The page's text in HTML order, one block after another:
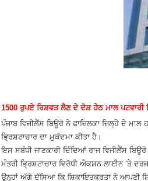
1500 ਰੁਪਏ ਰਿਸ਼ਵਤ ਲੈਣ ਦੇ ਦੋਸ਼ ਹੇਠ ਮਾਲ ਪਟਵਾਰੀ
ਪੰਜਾਬ ਵਿਜੀਲੈਂਸ ਬਿਊਰੋ ਨੇ ਫਾਜ਼ਿਲਕਾ ਜ਼ਿਲ੍ਹੇ ਦੇ
ਭ੍ਰਿਸ਼ਟਾਚਾਰ ਦਾ ਮੁਕੱਦਮਾ ਕੀਤਾ ਹੈ।
ਇਸ ਸਬੰਧੀ ਜਾਣਕਾਰੀ ਦਿੰਦਿਆਂ ਰਾਜ ਵਿਜੀਲੈਂਸ
ਮੰਤਰੀ ਭ੍ਰਿਸ਼ਟਾਚਾਰ ਵਿਰੋਧੀ ਐਕਸ਼ਨ ਲਾਈਨ ‘ਤੇ
ਉਨ੍ਹਾਂ ਅੱਗੇ ਦੱਸਿਆ ਕਿ ਸ਼ਿਕਾਇਤਕਰਤਾ ਨੇ ਆਪਣੀ